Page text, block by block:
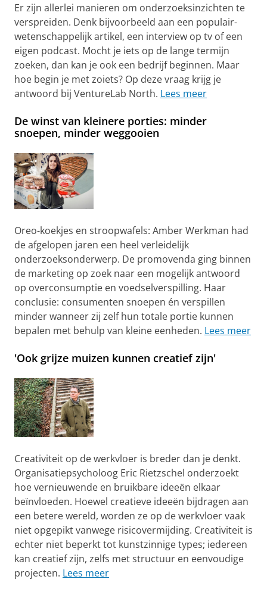
Er zijn allerlei manieren om onderzoeksinzichten te
verspreiden. Denk bijvoorbeeld aan een populair-
wetenschappelijk artikel, een interview op tv of een
eigen podcast. Mocht je iets op de lange termijn
zoeken, dan kan je ook een bedrijf beginnen. Maar
hoe begin je met zoiets? Op deze vraag krijg je
antwoord bij VentureLab North. Lees meer
De winst van kleinere porties: minder
snoepen, minder weggooien
Oreo-koekjes en stroopwafels: Amber Werkman had
de afgelopen jaren een heel verleidelijk
onderzoeksonderwerp. De promovenda ging binnen
de marketing op zoek naar een mogelijk antwoord
op overconsumptie en voedselverspilling. Haar
conclusie: consumenten snoepen én verspillen
minder wanneer zij zelf hun totale portie kunnen
bepalen met behulp van kleine eenheden. Lees meer
'Ook grijze muizen kunnen creatief zijn'
Creativiteit op de werkvloer is breder dan je denkt.
Organisatiepsycholoog Eric Rietzschel onderzoekt
hoe vernieuwende en bruikbare ideeën elkaar
beïnvloeden. Hoewel creatieve ideeën bijdragen aan
een betere wereld, worden ze op de werkvloer vaak
niet opgepikt vanwege risicovermijding. Creativiteit is
echter niet beperkt tot kunstzinnige types; iedereen
kan creatief zijn, zelfs met structuur en eenvoudige
projecten. Lees meer